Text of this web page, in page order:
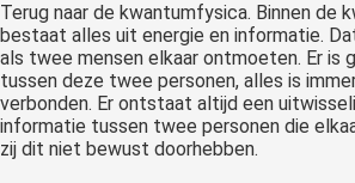
Terug naar de kwantumfysica. Binnen de
bestaat alles uit energie en informatie.
als twee mensen elkaar ontmoeten. Er is
tussen deze twee personen, alles is
verbonden. Er ontstaat altijd een
informatie tussen twee personen die
zij dit niet bewust doorhebben.